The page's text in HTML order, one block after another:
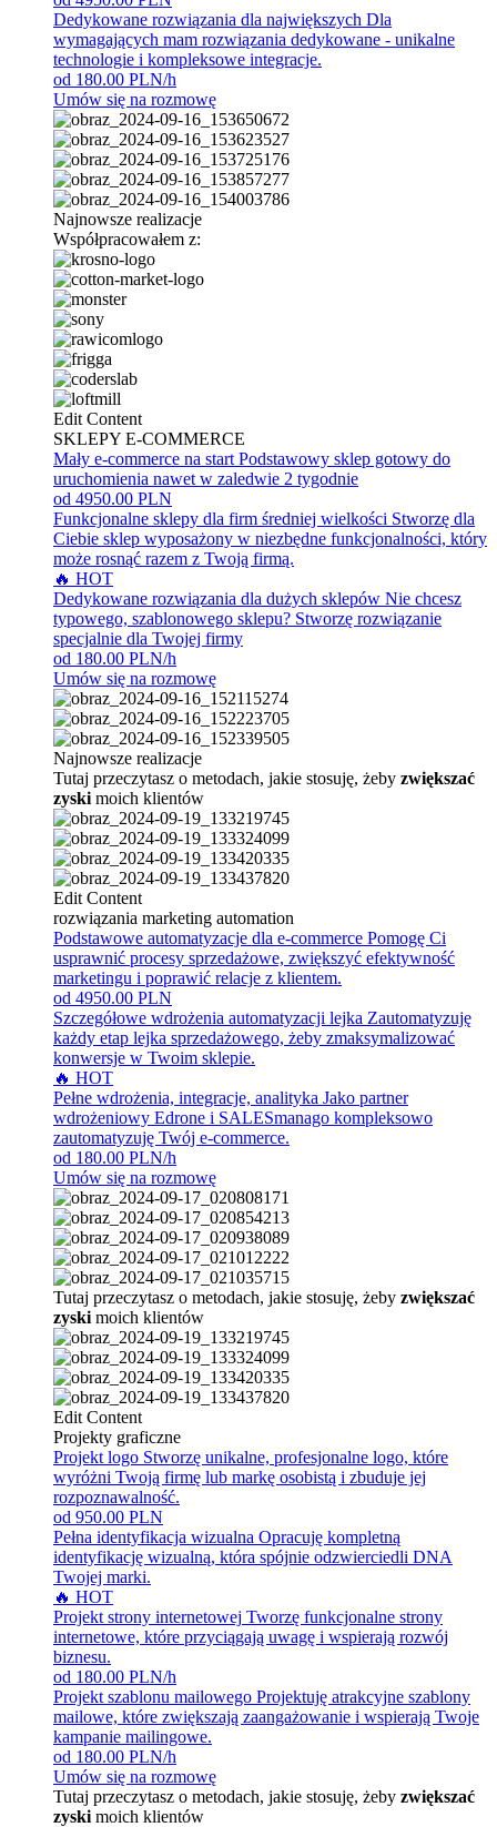
Dedykowane rozwiązania dla największych Dla
wymagających mam rozwiązania dedykowane - unikalne
technologie i kompleksowe integracje.
od 180.00 PLN/h
Umów się na rozmowę
Najnowsze realizacje
Współpracowałem z:
Edit Content
SKLEPY E-COMMERCE
Mały e-commerce na start Podstawowy sklep gotowy do
uruchomienia nawet w zaledwie 2 tygodnie
od 4950.00 PLN
Funkcjonalne sklepy dla firm średniej wielkości Stworzę dla
Ciebie sklep wyposażony w niezbędne funkcjonalności, który
może rosnąć razem z Twoją firmą.
🔥 HOT
Dedykowane rozwiązania dla dużych sklepów Nie chcesz
typowego, szablonowego sklepu? Stworzę rozwiązanie
specjalnie dla Twojej firmy
od 180.00 PLN/h
Umów się na rozmowę
Najnowsze realizacje
Tutaj przeczytasz o metodach, jakie stosuję, żeby zwiększać
zyski moich klientów
Edit Content
rozwiązania marketing automation
Podstawowe automatyzacje dla e-commerce Pomogę Ci
usprawnić procesy sprzedażowe, zwiększyć efektywność
marketingu i poprawić relacje z klientem.
od 4950.00 PLN
Szczegółowe wdrożenia automatyzacji lejka Zautomatyzuję
każdy etap lejka sprzedażowego, żeby zmaksymalizować
konwersje w Twoim sklepie.
🔥 HOT
Pełne wdrożenia, integracje, analityka Jako partner
wdrożeniowy Edrone i SALESmanago kompleksowo
zautomatyzuję Twój e-commerce.
od 180.00 PLN/h
Umów się na rozmowę
Tutaj przeczytasz o metodach, jakie stosuję, żeby zwiększać
zyski moich klientów
Edit Content
Projekty graficzne
Projekt logo Stworzę unikalne, profesjonalne logo, które
wyróżni Twoją firmę lub markę osobistą i zbuduje jej
rozpoznawalność.
od 950.00 PLN
Pełna identyfikacja wizualna Opracuję kompletną
identyfikację wizualną, która spójnie odzwierciedli DNA
Twojej marki.
🔥 HOT
Projekt strony internetowej Tworzę funkcjonalne strony
internetowe, które przyciągają uwagę i wspierają rozwój
biznesu.
od 180.00 PLN/h
Projekt szablonu mailowego Projektuję atrakcyjne szablony
mailowe, które zwiększają zaangażowanie i wspierają Twoje
kampanie mailingowe.
od 180.00 PLN/h
Umów się na rozmowę
Tutaj przeczytasz o metodach, jakie stosuję, żeby zwiększać
zyski moich klientów